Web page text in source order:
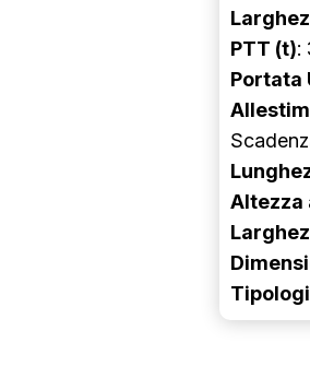
PTT (t):
Portata
Altezza